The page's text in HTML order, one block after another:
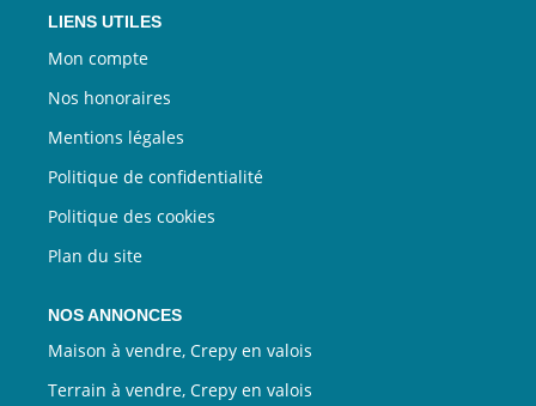
LIENS UTILES
Mon compte
Nos honoraires
Mentions légales
Politique de confidentialité
Politique des cookies
Plan du site
NOS ANNONCES
Maison à vendre, Crepy en valois
Terrain à vendre, Crepy en valois